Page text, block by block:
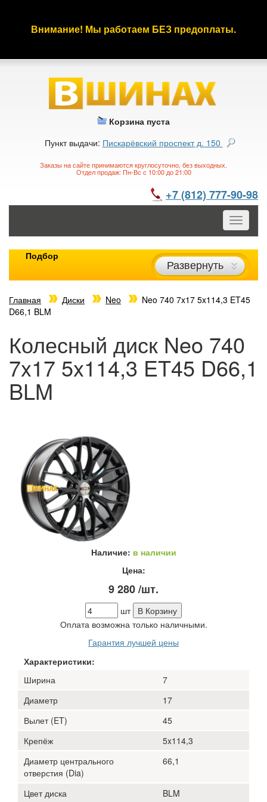
Внимание! Мы работаем БЕЗ предоплаты.
Корзина пуста
Пункт выдачи: Пискарёвский проспект д. 150
Заказы на сайте принимаются круглосуточно, без выходных.
Отдел продаж: Пн-Вс с 10:00 до 21:00
+7 (812) 777-90-98
Toggle
Подбор
Развернуть
Главная Диски Neo
Neo 740 7x17 5x114,3 ET45
D66,1 BLM
Колесный диск Neo 740
7x17 5x114,3 ET45 D66,1
BLM
Наличие: в наличии
Цена:
9 280/шт.
шт В Корзину
Оплата возможна только наличными.
Гарантия лучшей цены
Характеристики:
Ширина
7
Диаметр
17
Вылет (ET)
45
Крепёж
5x114,3
Диаметр центрального
отверстия (Dia)
66,1
Цвет диска BLM